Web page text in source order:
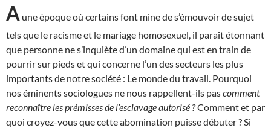
A une époque où certains font mine de s’émouvoir de sujet
tels que le racisme et le mariage homosexuel, il paraît étonnant
que personne ne s’inquiète d’un domaine qui est en train de
pourrir sur pieds et qui concerne l’un des secteurs les plus
importants de notre société : Le monde du travail. Pourquoi
nos éminents sociologues ne nous rappellent-ils pascomment
reconnaître les prémisses de l’esclavage autorisé ?Comment et par
quoi croyez-vous que cette abomination puisse débuter ? Si